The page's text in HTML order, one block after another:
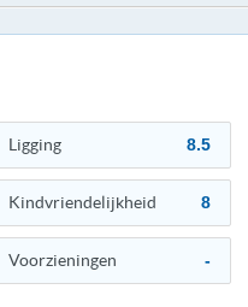
Ligging 8.5
Kindvriendelijkheid 8
Voorzieningen -